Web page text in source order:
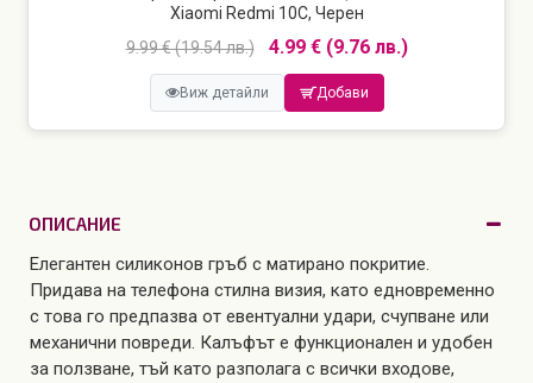
Xiaomi Redmi 10C, Черен
9.99 € (19.54 лв.)
4.99 € (9.76 лв.)
Виж детайли Добави
ОПИСАНИЕ
Елегантен силиконов гръб с матирано покритие.
Придава на телефона стилна визия, като едновременно
с това го предпазва от евентуални удари, счупване или
механични повреди. Калъфът е функционален и удобен
за ползване, тъй като разполага с всички входове,